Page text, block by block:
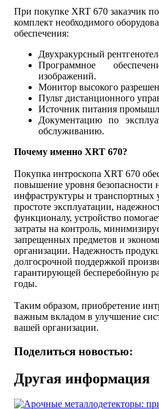
При покупке XRT 670 заказчик
комплект необходимого
обеспечения:
Двухракурсный
Программное
изображений.
Монитор высокого
Пульт дистанционного
Источник питания
Документацию по
обслуживанию.
Почему именно XRT 670?
Покупка интроскопа XRT 670
повышение уровня безопасности
инфраструктуры и транспортных
простоте эксплуатации,
функционалу, устройство
затраты на контроль,
запрещенных предметов и
организации. Надежность
долгосрочной поддержкой
гарантирующей бесперебойную
годы.
Таким образом, приобретение
важным вкладом в улучшение
вашей организации.
Поделиться новостью:
Другая информация